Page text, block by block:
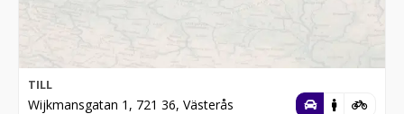
TILL
Wijkmansgatan 1, 721 36, Västerås